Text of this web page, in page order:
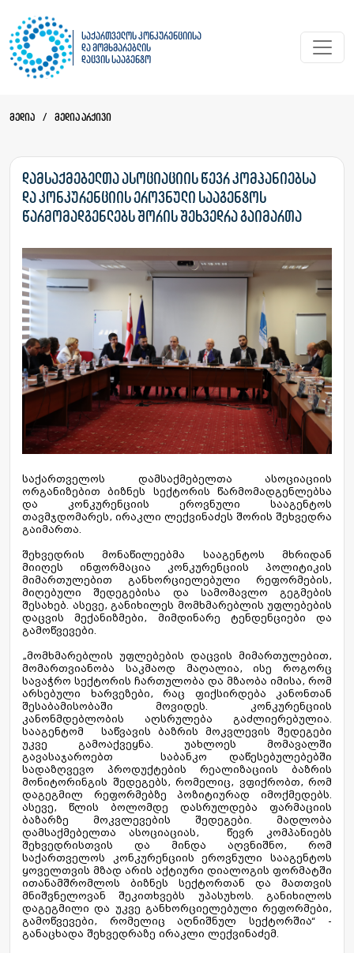
საქართველოს კონკურენციისა
და მომხმარებლის
დაცვის სააგენტო
მედია / მედია არქივი
დამსაქმებელთა ასოციაციის წევრ კომპანიებსა
და კონკურენციის ეროვნული სააგენტოს
წარმომადგენლებს შორის შეხვედრა გაიმართა
საქართველოს დამსაქმებელთა ასოციაციის
ორგანიზებით ბიზნეს სექტორის წარმომადგენლებსა
და კონკურენციის ეროვნული სააგენტოს
თავმჯდომარეს, ირაკლი ლექვინაძეს შორის შეხვედრა
გაიმართა.
შეხვედრის მონაწილეებმა სააგენტოს მხრიდან
მიიღეს ინფორმაცია კონკურენციის პოლიტიკის
მიმართულებით განხორციელებული რეფორმების,
მიღებული შედეგებისა და სამომავლო გეგმების
შესახებ. ასევე, განიხილეს მომხმარებლის უფლებების
დაცვის მექანიზმები, მიმდინარე ტენდენციები და
გამოწვევები.
„მომხმარებლის უფლებების დაცვის მიმართულებით,
მომართვიანობა საკმაოდ მაღალია, ისე როგორც
სავაჭრო სექტორის ჩართულობა და მზაობა იმისა, რომ
არსებული ხარვეზები, რაც ფიქსირდება კანონთან
შესაბამისობაში მოვიდეს. კონკურენციის
კანონმდებლობის აღსრულება გაძლიერებულია.
სააგენტომ საწვავის ბაზრის მოკვლევის შედეგები
უკვე გამოაქვეყნა. უახლოეს მომავალში
გავასაჯაროებთ საბანკო დაწესებულებებში
სადაზღვევო პროდუქტების რეალიზაციის ბაზრის
მონიტორინგის შედეგებს, რომელიც, ვფიქრობთ, რომ
დაგეგმილ რეფორმებზე პოზიტიურად იმოქმედებს.
ასევე, წლის ბოლომდე დასრულდება ფარმაციის
ბაზარზე მოკვლევების შედეგები. მადლობა
დამსაქმებელთა ასოციაციას, წევრ კომპანიებს
შეხვედრისთვის და მინდა აღვნიშნო, რომ
საქართველოს კონკურენციის ეროვნული სააგენტოს
ყოველთვის მზად არის აქტიური დიალოგის ფორმატში
ითანამშრომლოს ბიზნეს სექტორთან და მათთვის
მნიშვნელოვან შეკითხვებს უპასუხოს. განიხილოს
დაგეგმილი და უკვე განხორციელებული რეფორმები,
გამოწვევები, რომელიც აღნიშნულ სექტორშია“ -
განაცხადა შეხვედრაზე ირაკლი ლექვინაძემ.